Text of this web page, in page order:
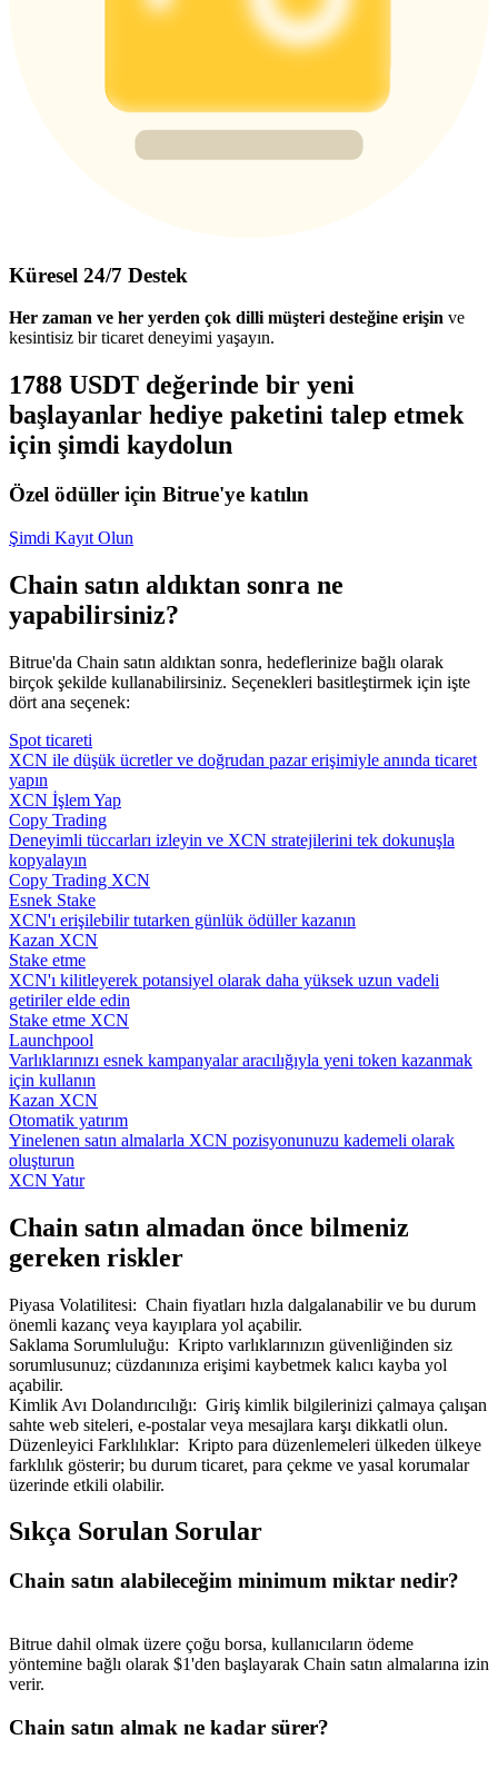
Küresel 24/7 Destek
Her zaman ve her yerden çok dilli müşteri desteğine erişin ve
kesintisiz bir ticaret deneyimi yaşayın.
1788 USDT değerinde bir yeni
başlayanlar hediye paketini talep etmek
için şimdi kaydolun
Özel ödüller için Bitrue'ye katılın
Şimdi Kayıt Olun
Chain satın aldıktan sonra ne
yapabilirsiniz?
Bitrue'da Chain satın aldıktan sonra, hedeflerinize bağlı olarak
birçok şekilde kullanabilirsiniz. Seçenekleri basitleştirmek için işte
dört ana seçenek:
Spot ticareti
XCN ile düşük ücretler ve doğrudan pazar erişimiyle anında ticaret
yapın
XCN İşlem Yap
Copy Trading
Deneyimli tüccarları izleyin ve XCN stratejilerini tek dokunuşla
kopyalayın
Copy Trading XCN
Esnek Stake
XCN'ı erişilebilir tutarken günlük ödüller kazanın
Kazan XCN
Stake etme
XCN'ı kilitleyerek potansiyel olarak daha yüksek uzun vadeli
getiriler elde edin
Stake etme XCN
Launchpool
Varlıklarınızı esnek kampanyalar aracılığıyla yeni token kazanmak
için kullanın
Kazan XCN
Otomatik yatırım
Yinelenen satın almalarla XCN pozisyonunuzu kademeli olarak
oluşturun
XCN Yatır
Chain satın almadan önce bilmeniz
gereken riskler
Piyasa Volatilitesi: Chain fiyatları hızla dalgalanabilir ve bu durum
önemli kazanç veya kayıplara yol açabilir.
Saklama Sorumluluğu: Kripto varlıklarınızın güvenliğinden siz
sorumlusunuz; cüzdanınıza erişimi kaybetmek kalıcı kayba yol
açabilir.
Kimlik Avı Dolandırıcılığı: Giriş kimlik bilgilerinizi çalmaya çalışan
sahte web siteleri, e-postalar veya mesajlara karşı dikkatli olun.
Düzenleyici Farklılıklar: Kripto para düzenlemeleri ülkeden ülkeye
farklılık gösterir; bu durum ticaret, para çekme ve yasal korumalar
üzerinde etkili olabilir.
Sıkça Sorulan Sorular
Chain satın alabileceğim minimum miktar nedir?
Bitrue dahil olmak üzere çoğu borsa, kullanıcıların ödeme
yöntemine bağlı olarak $1'den başlayarak Chain satın almalarına izin
verir.
Chain satın almak ne kadar sürer?